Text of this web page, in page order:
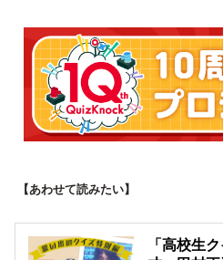
【あわせて読みたい】
「高校生